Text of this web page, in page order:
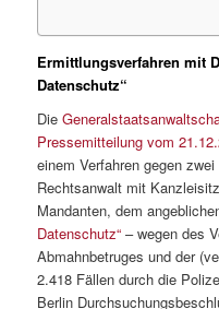
Ermittlungsverfahren mit
Datenschutz“
Die
Pressemitteilung vom
einem Verfahren gegen
Rechtsanwalt mit
Mandanten, dem
Datenschutz“ – wegen des
Abmahnbetruges und der
2.418 Fällen durch die
Berlin